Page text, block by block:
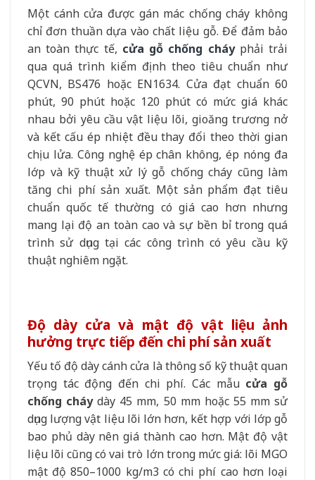
Một cánh cửa được gán mác chống cháy không
chỉ đơn thuần dựa vào chất liệu gỗ. Để đảm bảo
an toàn thực tế, cửa gỗ chống cháyphải trải
qua quá trình kiểm định theo tiêu chuẩn như
QCVN, BS476 hoặc EN1634. Cửa đạt chuẩn 60
phút, 90 phút hoặc 120 phút có mức giá khác
nhau bởi yêu cầu vật liệu lõi, gioăng trương nở
và kết cấu ép nhiệt đều thay đổi theo thời gian
chịu lửa. Công nghệ ép chân không, ép nóng đa
lớp và kỹ thuật xử lý gỗ chống cháy cũng làm
tăng chi phí sản xuất. Một sản phẩm đạt tiêu
chuẩn quốc tế thường có giá cao hơn nhưng
mang lại độ an toàn cao và sự bền bỉ trong quá
trình sử dụng tại các công trình có yêu cầu kỹ
thuật nghiêm ngặt.
Độ dày cửa và mật độ vật liệu ảnh
hưởng trực tiếp đến chi phí sản xuất
Yếu tố độ dày cánh cửa là thông số kỹ thuật quan
trọng tác động đến chi phí. Các mẫu cửa gỗ
chống cháydày 45 mm, 50 mm hoặc 55 mm sử
dụng lượng vật liệu lõi lớn hơn, kết hợp với lớp gỗ
bao phủ dày nên giá thành cao hơn. Mật độ vật
liệu lõi cũng có vai trò lớn trong mức giá: lõi MGO
mật độ 850–1000 kg/m3 có chi phí cao hơn loại